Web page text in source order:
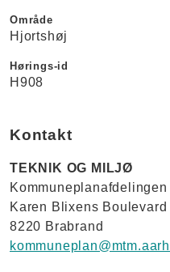
Område
Hjortshøj
Hørings-id
H908
Kontakt
TEKNIK OG MILJØ
Kommuneplanafdelingen
Karen Blixens Boulevard
8220 Brabrand